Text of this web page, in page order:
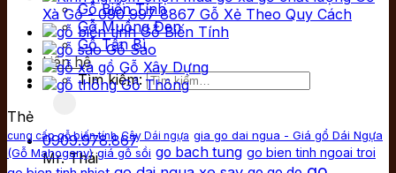
Gỗ Biến Tính
Gỗ Muồng Đen
Gỗ Tần Bì
Liên hệ
Tìm kiếm:
0909.978.867
Mr. Thái
Xà Gồ - 090 997 8867 Gỗ Xẻ Theo Quy Cách
Gỗ Biến Tính
Gỗ Sao
Gỗ Xây Dựng
Gỗ Thông
Thẻ
cung cấp gỗ biến tính Cây Dái ngựa gia go dai ngua - Giá gổ Dái Ngựa
(Gỗ Mahogany) giá gỗ sồi go bach tung go bien tinh ngoai troi